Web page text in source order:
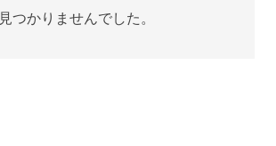
見つかりませんでした。